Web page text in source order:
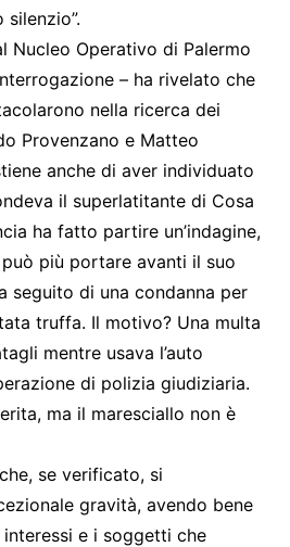
Nucleo Operativo di Palermo
– ha rivelato che
nella ricerca dei
Provenzano e Matteo
anche di aver individuato
il superlatitante di Cosa
ha fatto partire un’indagine,
più portare avanti il suo
seguito di una condanna per
truffa. Il motivo? Una multa
mentre usava l’auto
di polizia giudiziaria.
ma il maresciallo non è
se verificato, si
gravità, avendo bene
e i soggetti che